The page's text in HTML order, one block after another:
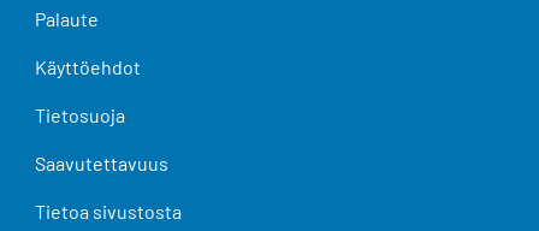
Palaute
Käyttöehdot
Tietosuoja
Saavutettavuus
Tietoa sivustosta